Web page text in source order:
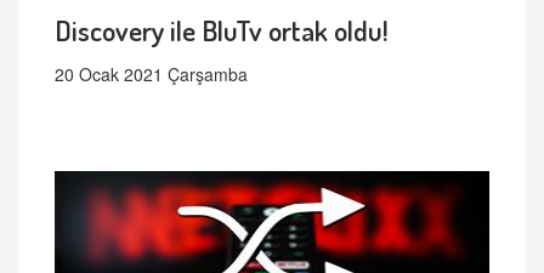
Discovery ile BluTv ortak oldu!
20 Ocak 2021 Çarşamba